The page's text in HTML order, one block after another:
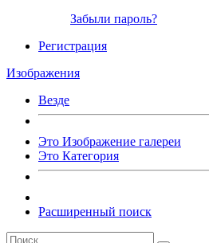
Забыли пароль?
Регистрация
Изображения
Везде
Это Изображение галереи
Это Категория
Расширенный поиск